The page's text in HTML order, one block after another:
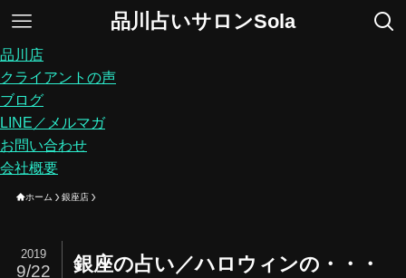
品川占いサロンSola
品川店
クライアントの声
ブログ
LINE／メルマガ
お問い合わせ
会社概要
ホーム 銀座店
銀座の占い／ハロウィンの・・・
2019
9/22